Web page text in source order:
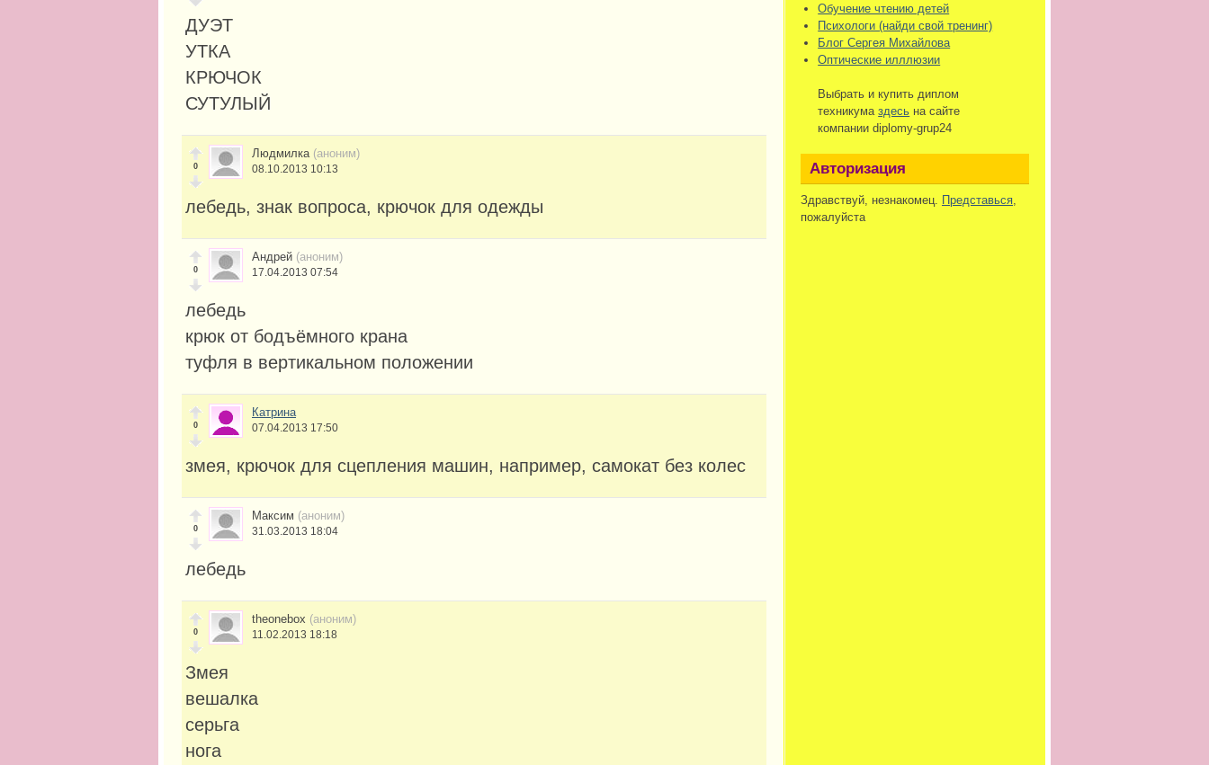
ДУЭТ
УТКА
КРЮЧОК
СУТУЛЫЙ
0
Людмилка (аноним)
08.10.2013 10:13
лебедь, знак вопроса, крючок для одежды
0
Андрей (аноним)
17.04.2013 07:54
лебедь
крюк от бодъёмного крана
туфля в вертикальном положении
0
Катрина
07.04.2013 17:50
змея, крючок для сцепления машин, например, самокат без колес
0
Максим (аноним)
31.03.2013 18:04
лебедь
0
theonebox (аноним)
11.02.2013 18:18
Змея
вешалка
серьга
нога
Обучение чтению детей
Психологи (найди свой тренинг)
Блог Сергея Михайлова
Оптические илллюзии
Выбрать и купить диплом
техникумаздесь на сайте
компании diplomy-grup24
Авторизация
Здравствуй, незнакомец. Представься,
пожалуйста